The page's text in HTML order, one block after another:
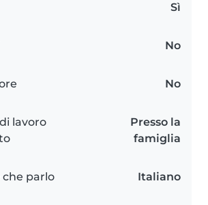
Sì
No
No
lavoro
Presso la
famiglia
che parlo Italiano